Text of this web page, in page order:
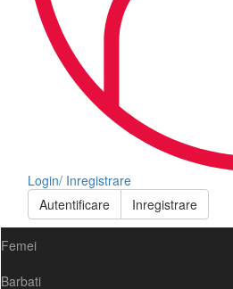
Login/ Inregistrare
Autentificare
Inregistrare
Femei
Barbati